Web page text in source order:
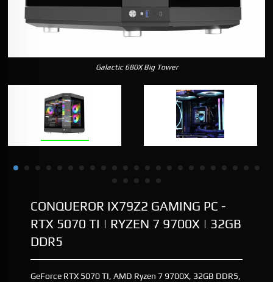
Galactic 680X Big Tower
CONQUEROR IX79Z2 GAMING PC -
RTX 5070 TI | RYZEN 7 9700X | 32GB
DDR5
GeForce RTX 5070 TI, AMD Ryzen 7 9700X, 32GB DDR5,